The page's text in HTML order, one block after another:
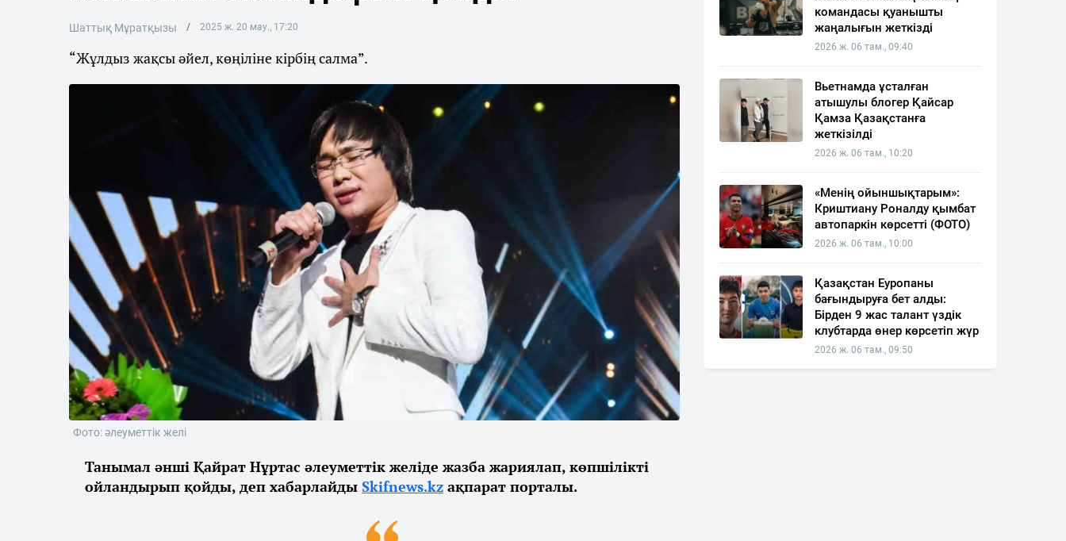
Шаттық Мұратқызы 2025 ж. 20 мау., 17:20
“Жұлдыз жақсы әйел, көңіліне кірбің салма”.
Фото: әлеуметтік желі
Танымал әнші Қайрат Нұртас әлеуметтік желіде жазба жариялап, көпшілікті
ойландырып қойды, деп хабарлайды Skifnews.kz ақпарат порталы.
командасы қуанышты
жаңалығын жеткізді
2026 ж. 06 там., 09:40
Вьетнамда ұсталған
атышулы блогер Қайсар
Қамза Қазақстанға
жеткізілді
2026 ж. 06 там., 10:20
«Менің ойыншықтарым»:
Криштиану Роналду қымбат
автопаркін көрсетті (ФОТО)
2026 ж. 06 там., 10:00
Қазақстан Еуропаны
бағындыруға бет алды:
Бірден 9 жас талант үздік
клубтарда өнер көрсетіп жүр
2026 ж. 06 там., 09:50